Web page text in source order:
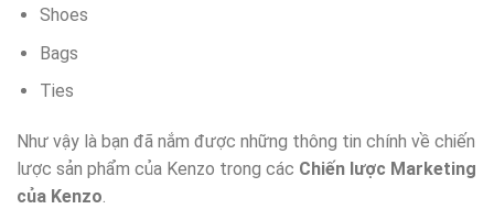
Shoes
Bags
Ties
Như vậy là bạn đã nắm được những thông tin chính về chiến
lược sản phẩm của Kenzo trong các Chiến lược Marketing
của Kenzo.